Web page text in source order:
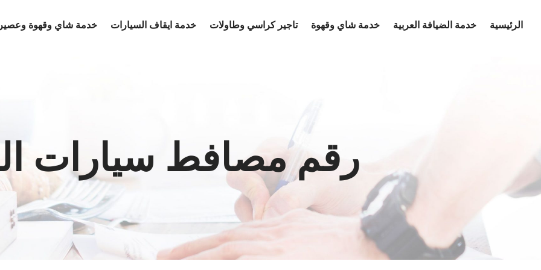
الرئيسية خدمة الضيافة العربية خدمة شاي وقهوة تاجير كراسي وطاولات خدمة ايقاف السيارات خدمة شاي وقهوة
رقم مصافط سيارات